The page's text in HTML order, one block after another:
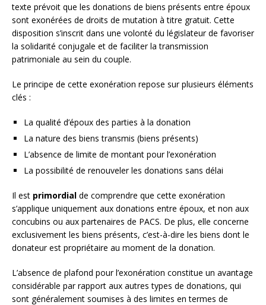
texte prévoit que les donations de biens présents entre époux
sont exonérées de droits de mutation à titre gratuit. Cette
disposition s’inscrit dans une volonté du législateur de favoriser
la solidarité conjugale et de faciliter la transmission
patrimoniale au sein du couple.
Le principe de cette exonération repose sur plusieurs éléments
clés :
La qualité d’époux des parties à la donation
La nature des biens transmis (biens présents)
L’absence de limite de montant pour l’exonération
La possibilité de renouveler les donations sans délai
Il est primordial de comprendre que cette exonération
s’applique uniquement aux donations entre époux, et non aux
concubins ou aux partenaires de PACS. De plus, elle concerne
exclusivement les biens présents, c’est-à-dire les biens dont le
donateur est propriétaire au moment de la donation.
L’absence de plafond pour l’exonération constitue un avantage
considérable par rapport aux autres types de donations, qui
sont généralement soumises à des limites en termes de